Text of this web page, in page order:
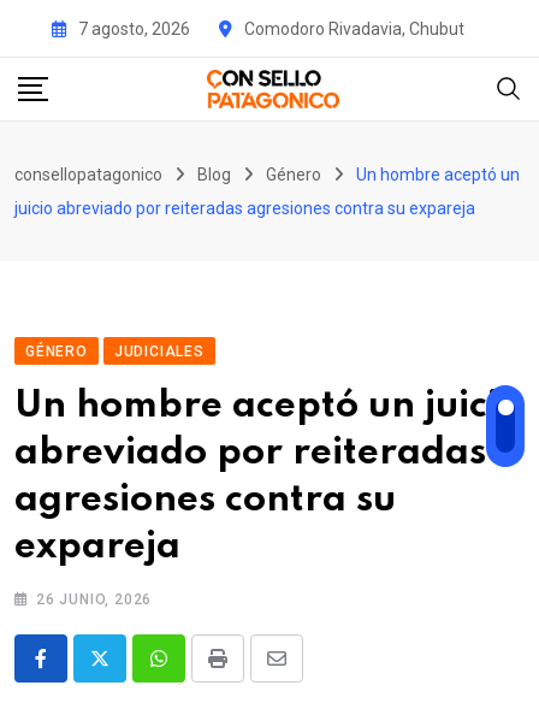
content
7 agosto, 2026 Comodoro Rivadavia, Chubut
consellopatagonico Blog Género
Un hombre aceptó un
juicio abreviado por reiteradas agresiones contra su expareja
GÉNERO JUDICIALES
Un hombre aceptó un juicio
abreviado por reiteradas
agresiones contra su
expareja
26 JUNIO, 2026
WhatsappPrint
Share